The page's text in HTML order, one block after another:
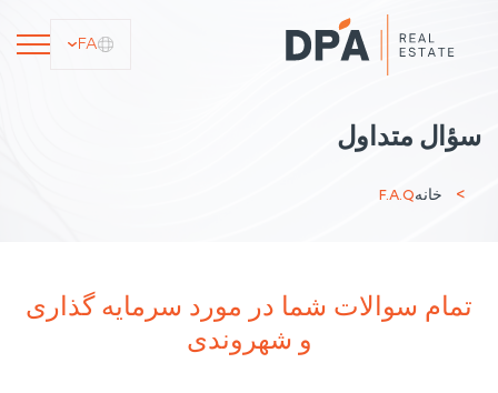
FA
سؤال متداول
خانهF.A.Q
تمام سوالات شما در مورد سرمایه گذاری
و شهروندی